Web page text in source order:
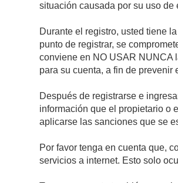
situación causada por su uso de
Durante el registro, usted tiene
punto de registrar, se
conviene en NO USAR NUNCA
para su cuenta, a fin de prevenir
Después de registrarse e
información que el propietario o
aplicarse las sanciones que se
Por favor tenga en cuenta que,
servicios a internet. Esto solo